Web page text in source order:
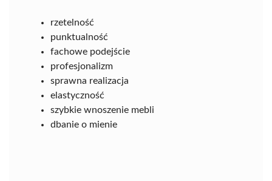
rzetelność
punktualność
fachowe podejście
profesjonalizm
sprawna realizacja
elastyczność
szybkie wnoszenie mebli
dbanie o mienie